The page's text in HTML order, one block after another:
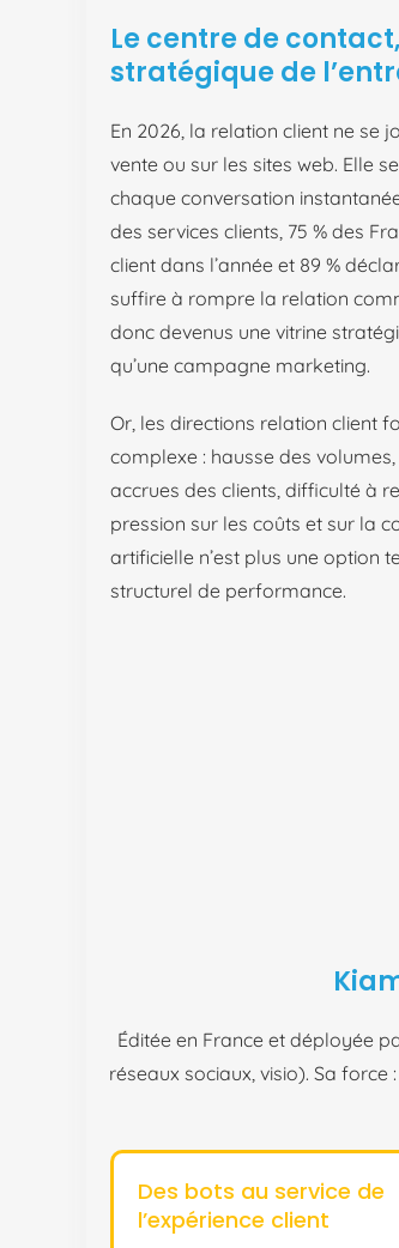
Le centre de
stratégique de
En 2026, la relation client ne se
vente ou sur les sites web. Elle
chaque conversation
des services clients, 75 % des
client dans l’année et 89 %
suffire à rompre la relation
donc devenus une vitrine
qu’une campagne marketing.
Or, les directions relation client
complexe : hausse des
accrues des clients, difficulté à
pression sur les coûts et sur la
artificielle n’est plus une option
structurel de performance.
Éditée en France et déployée
réseaux sociaux, visio). Sa
Des bots au service de
l’expérience client